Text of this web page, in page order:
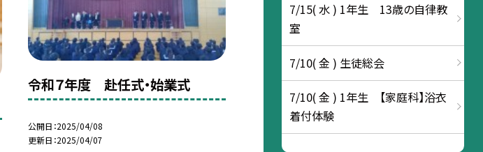
令和７年度 赴任式・始業式
公開日 2025/04/08
更新日 2025/04/07
7/15( 水 ) 1年生 13歳の自律教
室
7/10( 金 ) 生徒総会
7/10( 金 ) 1年生 【家庭科】浴衣
着付体験